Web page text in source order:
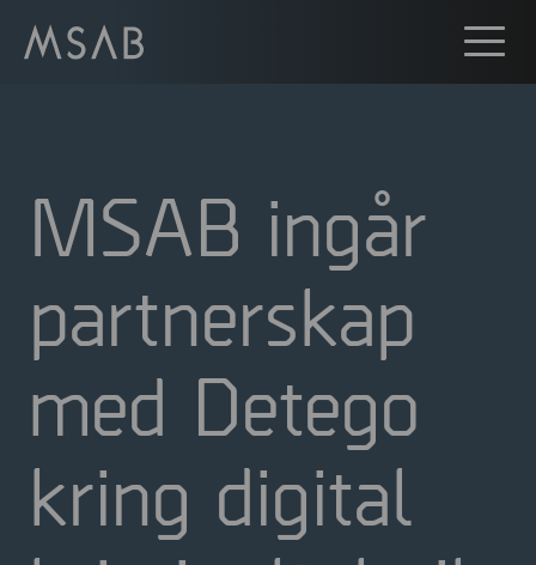
MSAB ingår
partnerskap
med Detego
kring digital